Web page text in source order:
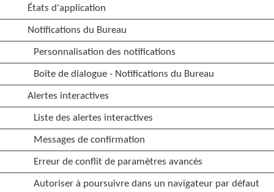
États d'application
Notifications du Bureau
Personnalisation des notifications
Boîte de dialogue - Notifications du Bureau
Alertes interactives
Liste des alertes interactives
Messages de confirmation
Erreur de conflit de paramètres avancés
Autoriser à poursuivre dans un navigateur par défaut